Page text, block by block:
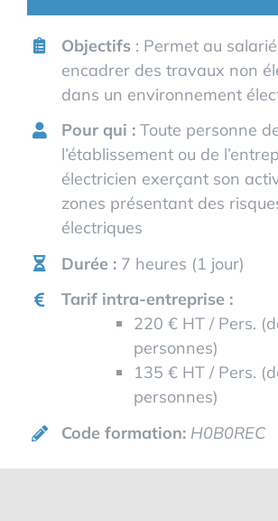
Objectifs : Permet au
encadrer des travaux non
dans un environnement
Pour qui : Toute personne
l’établissement ou de
électricien exerçant son
zones présentant des
électriques
Durée : 7 heures (1 jour)
Tarif intra-entreprise :
220 € HT / Pers.
personnes)
135 € HT / Pers.
personnes)
Code formation: H0B0REC